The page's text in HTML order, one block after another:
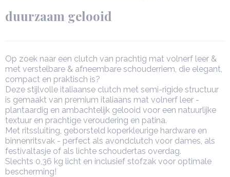
duurzaam gelooid
Op zoek naar een clutch van prachtig mat volnerf leer &
met verstelbare & afneembare schouderriem, die elegant,
compact en praktisch is?
Deze stijlvolle italiaanse clutch met semi-rigide structuur
is gemaakt van premium italiaans mat volnerf leer -
plantaardig en ambachtelijk gelooid voor een natuurlijke
textuur en prachtige veroudering en patina.
Met ritssluiting, geborsteld koperkleurige hardware en
binnenritsvak - perfect als avondclutch voor dames, als
festivaltasje of als lichte schoudertas overdag.
Slechts 0,36 kg licht en inclusief stofzak voor optimale
bescherming!